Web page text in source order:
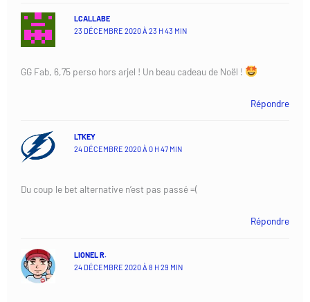
LCALLABE
23 DÉCEMBRE 2020 À 23 H 43 MIN
GG Fab, 6,75 perso hors arjel ! Un beau cadeau de Noël !
Répondre
LTKEY
24 DÉCEMBRE 2020 À 0 H 47 MIN
Du coup le bet alternative n’est pas passé =(
Répondre
LIONEL R.
24 DÉCEMBRE 2020 À 8 H 29 MIN